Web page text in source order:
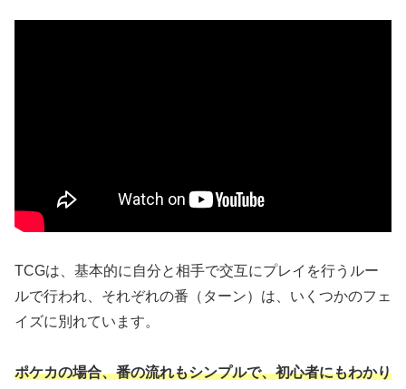
TCGは、基本的に自分と相手で交互にプレイを行うルー
ルで行われ、それぞれの番（ターン）は、いくつかのフェ
イズに別れています。
ポケカの場合、番の流れもシンプルで、初心者にもわかり